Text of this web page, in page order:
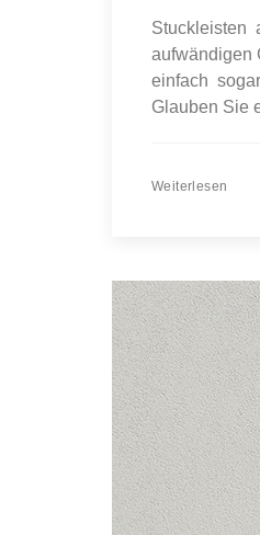
Stuckleisten
aufwändigen
einfach
Glauben Sie
Weiterlesen